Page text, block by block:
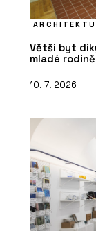
Větší byt
mladé
10. 7. 2026